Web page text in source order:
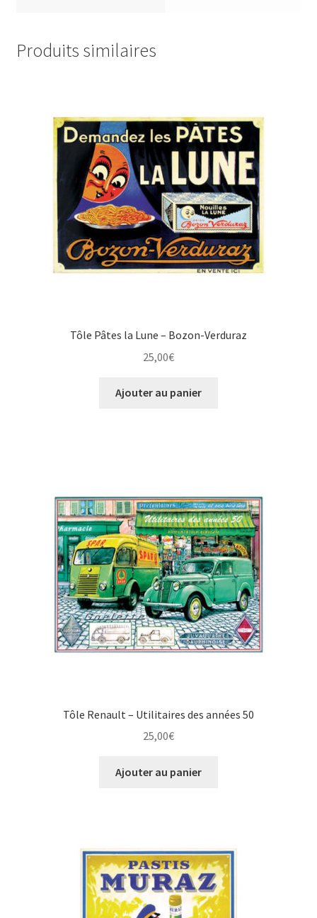
Produits similaires
Tôle Pâtes la Lune – Bozon-Verduraz
25,00€
Ajouter au panier
Tôle Renault – Utilitaires des années 50
25,00€
Ajouter au panier